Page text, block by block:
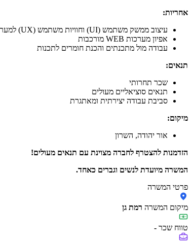
אחריות:
עיצוב ממשק משתמש (UI) וחוויות משתמש (UX) למערכות WEB מורכבות
אפיון מערכות WEB מורכבות
עבודה מול מתכנתים והכנת חומרים לתכנות
תנאים:
שכר תחרותי
תנאים סוציאליים מעולים
סביבת עבודה יצירתית ומאתגרת
מיקום:
אור יהודה, השרון
הזדמנות להצטרף לחברה מצוינת עם תנאים מעולים!
המשרה מיועדת לנשים וגברים כאחד.
פרטי המשרה
מיקום המשרה רמת גן
טווח שכר -